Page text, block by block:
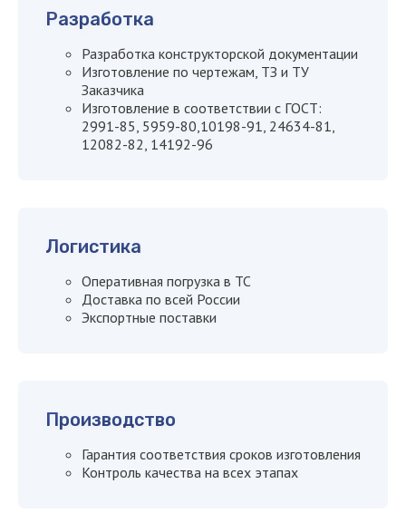
Разработка
Разработка конструкторской документации
Изготовление по чертежам, ТЗ и ТУ
Заказчика
Изготовление в соответствии с ГОСТ:
2991-85, 5959-80,10198-91, 24634-81,
12082-82, 14192-96
Логистика
Оперативная погрузка в ТС
Доставка по всей России
Экспортные поставки
Производство
Гарантия соответствия сроков изготовления
Контроль качества на всех этапах
Наш менеджер
свяжется с вами
в течение15 минут
+7
персональных данных
Я согласен сполитикой
конфиденциальности сайта